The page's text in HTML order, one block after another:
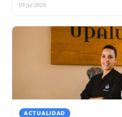
09 Jul 2026
ACTUALIDAD